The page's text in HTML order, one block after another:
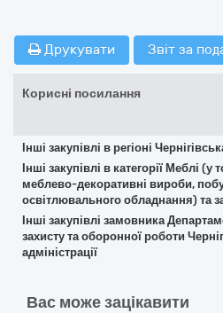
Друкувати Звіт за
Корисні посилання
Інші закупівлі в регіоні
Інші закупівлі в категорії Меблі
меблево-декоративні вироби,
освітлювального обладнання) та
Інші закупівлі замовника
захисту та оборонної роботи
адміністрації
Вас може зацікавити